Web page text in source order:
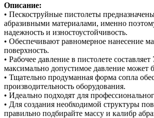
Описание:
• Пескоструйные пистолеты
абразивными материалами, именно
надежность и изностоустойчивость.
• Обеспечивают равномерное нанесение
поверхность.
• Рабочее давление в пистолете составляет
максимально допустимое давление может
• Тщательно продуманная форма сопла
производительность оборудования.
• Идеально подходят для
• Для создания необходимой структуры
правильно подбирайте массу и калибр